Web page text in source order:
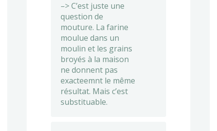
–> C’est juste une
question de
mouture. La farine
moulue dans un
moulin et les grains
broyés à la maison
ne donnent pas
exacteemnt le même
résultat. Mais c’est
substituable.